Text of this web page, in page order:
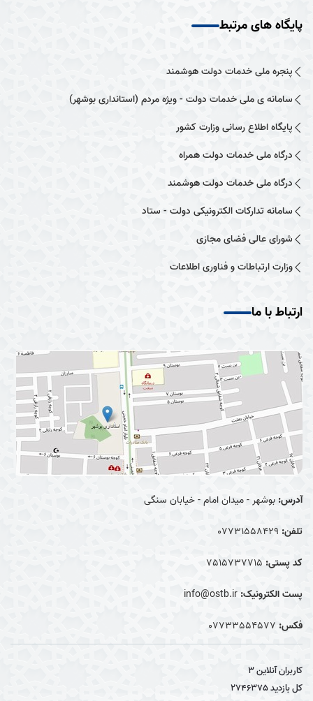
پایگاه های مرتبط
پنجره ملی خدمات دولت هوشمند
سامانه ی ملی خدمات دولت - ویژه مردم (استانداری بوشهر)
پایگاه اطلاع رسانی وزارت کشور
درگاه ملی خدمات دولت همراه
درگاه ملی خدمات دولت هوشمند
سامانه تدارکات الکترونیکی دولت - ستاد
شورای عالی فضای مجازی
وزارت ارتباطات و فناوری اطلاعات
ارتباط با ما
آدرس: بوشهر - میدان امام - خیابان سنگی
تلفن: 07731558429
کد پستی: 7515737715
پست الکترونیک: info@ostb.ir
فکس: 07733554577
کاربران آنلاین3
کل بازدید2746375